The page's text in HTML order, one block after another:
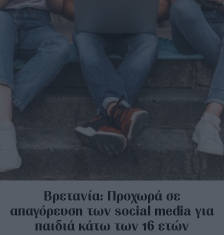
Βρετανία: Προχωρά σε
απαγόρευση των social media για
παιδιά κάτω των 16 ετών